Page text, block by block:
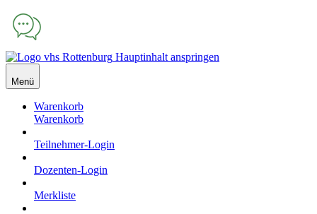
Hauptinhalt anspringen
Menü
Warenkorb
Warenkorb
Teilnehmer-Login
Dozenten-Login
Merkliste